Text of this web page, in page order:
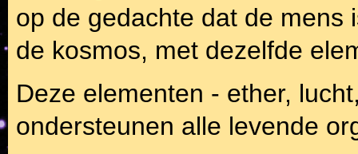
op de gedachte dat de mens
de kosmos, met dezelfde
Deze elementen - ether,
ondersteunen alle levende